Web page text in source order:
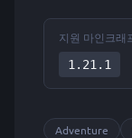
지원 마인크래
1.21.1
Adventure